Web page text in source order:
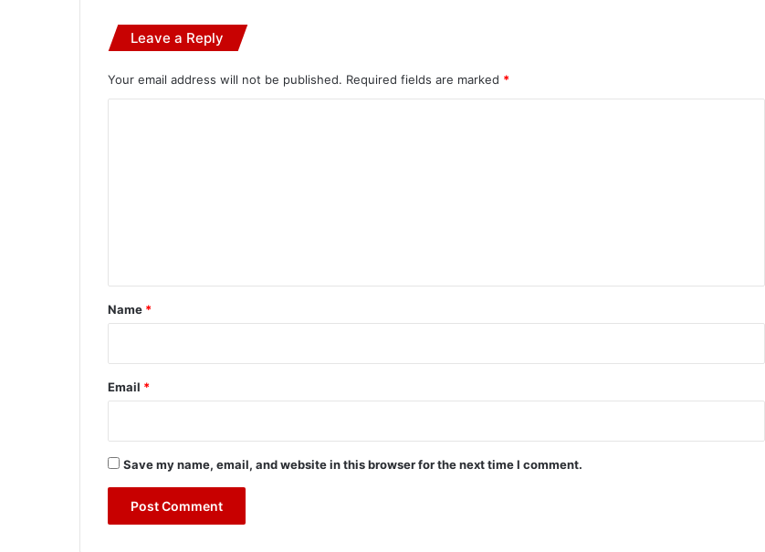
Leave a Reply
Your email address will not be published. Required fields are marked *
*
Name *
Email *
Save my name, email, and website in this browser for the next time I comment.